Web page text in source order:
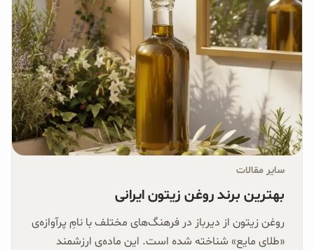
سایر مقالات
بهترین برند روغن زیتون ایرانی
روغن زیتون از دیرباز در فرهنگ‌های مختلف با نامِ پرآوازه‌ی
«طلای مایع» شناخته شده است. این ماده‌ی ارزشمند